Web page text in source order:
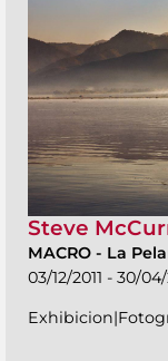
Steve
MACRO - La
03/12/2011 - 30/